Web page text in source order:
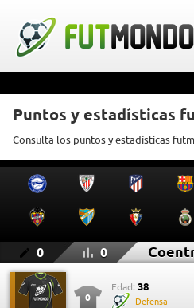
Puntos y estadísticas
Consulta los puntos y estadísticas
0 0
0
Edad: 38
Defensa